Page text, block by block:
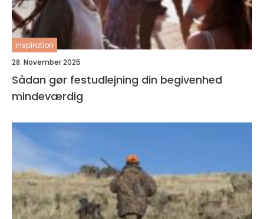
inspiration
28. November 2025
Sådan gør festudlejning din begivenhed
mindeværdig